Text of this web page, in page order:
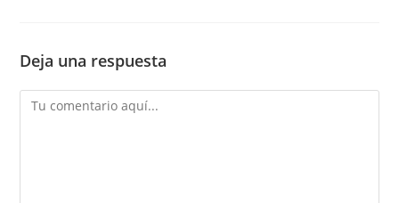
Deja una respuesta